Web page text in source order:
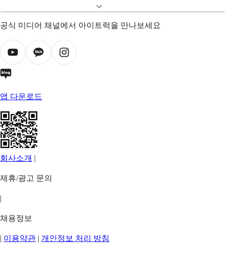
공식 미디어 채널에서 아이트럭을 만나보세요
앱 다운로드
회사소개 |
제휴/광고 문의
|
채용정보
| 이용약관 | 개인정보 처리 방침